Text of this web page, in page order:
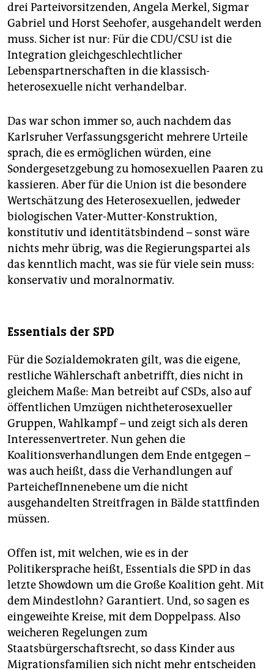
drei Parteivorsitzenden, Angela Merkel, Sigmar
Gabriel und Horst Seehofer, ausgehandelt werden
muss. Sicher ist nur: Für die CDU/CSU ist die
Integration gleichgeschlechtlicher
Lebenspartnerschaften in die klassisch-
heterosexuelle nicht verhandelbar.
Das war schon immer so, auch nachdem das
Karlsruher Verfassungsgericht mehrere Urteile
sprach, die es ermöglichen würden, eine
Sondergesetzgebung zu homosexuellen Paaren zu
kassieren. Aber für die Union ist die besondere
Wertschätzung des Heterosexuellen, jedweder
biologischen Vater-Mutter-Konstruktion,
konstitutiv und identitätsbindend – sonst wäre
nichts mehr übrig, was die Regierungspartei als
das kenntlich macht, was sie für viele sein muss:
konservativ und moralnormativ.
Essentials der SPD
Für die Sozialdemokraten gilt, was die eigene,
restliche Wählerschaft anbetrifft, dies nicht in
gleichem Maße: Man betreibt auf CSDs, also auf
öffentlichen Umzügen nichtheterosexueller
Gruppen, Wahlkampf – und zeigt sich als deren
Interessenvertreter. Nun gehen die
Koalitionsverhandlungen dem Ende entgegen –
was auch heißt, dass die Verhandlungen auf
ParteichefInnenebene um die nicht
ausgehandelten Streitfragen in Bälde stattfinden
müssen.
Offen ist, mit welchen, wie es in der
Politikersprache heißt, Essentials die SPD in das
letzte Showdown um die Große Koalition geht. Mit
dem Mindestlohn? Garantiert. Und, so sagen es
eingeweihte Kreise, mit dem Doppelpass. Also
weicheren Regelungen zum
Staatsbürgerschaftsrecht, so dass Kinder aus
Migrationsfamilien sich nicht mehr entscheiden